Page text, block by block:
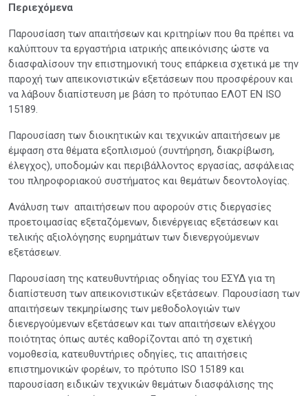
Περιεχόμενα
Παρουσίαση των απαιτήσεων και κριτηρίων που θα πρέπει να
καλύπτουν τα εργαστήρια ιατρικής απεικόνισης ώστε να
διασφαλίσουν την επιστημονική τους επάρκεια σχετικά με την
παροχή των απεικονιστικών εξετάσεων που προσφέρουν και
να λάβουν διαπίστευση με βάση τo πρότυπαo ΕΛΟΤ EN ISO
15189.
Παρουσίαση των διοικητικών και τεχνικών απαιτήσεων με
έμφαση στα θέματα εξοπλισμού (συντήρηση, διακρίβωση,
έλεγχος), υποδομών και περιβάλλοντος εργασίας, ασφάλειας
του πληροφοριακού συστήματος και θεμάτων δεοντολογίας.
Ανάλυση των απαιτήσεων που αφορούν στις διεργασίες
προετοιμασίας εξεταζόμενων, διενέργειας εξετάσεων και
τελικής αξιολόγησης ευρημάτων των διενεργούμενων
εξετάσεων.
Παρουσίαση της κατευθυντήριας οδηγίας του ΕΣΥΔ για τη
διαπίστευση των απεικονιστικών εξετάσεων. Παρουσίαση των
απαιτήσεων τεκμηρίωσης των μεθοδολογιών των
διενεργούμενων εξετάσεων και των απαιτήσεων ελέγχου
ποιότητας όπως αυτές καθορίζονται από τη σχετική
νομοθεσία, κατευθυντήριες οδηγίες, τις απαιτήσεις
επιστημονικών φορέων, το πρότυπο ISO 15189 και
παρουσίαση ειδικών τεχνικών θεμάτων διασφάλισης της